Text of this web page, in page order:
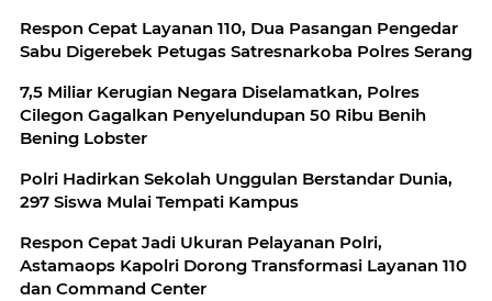
Respon Cepat Layanan 110, Dua Pasangan Pengedar
Sabu Digerebek Petugas Satresnarkoba Polres Serang
7,5 Miliar Kerugian Negara Diselamatkan, Polres
Cilegon Gagalkan Penyelundupan 50 Ribu Benih
Bening Lobster
Polri Hadirkan Sekolah Unggulan Berstandar Dunia,
297 Siswa Mulai Tempati Kampus
Respon Cepat Jadi Ukuran Pelayanan Polri,
Astamaops Kapolri Dorong Transformasi Layanan 110
dan Command Center